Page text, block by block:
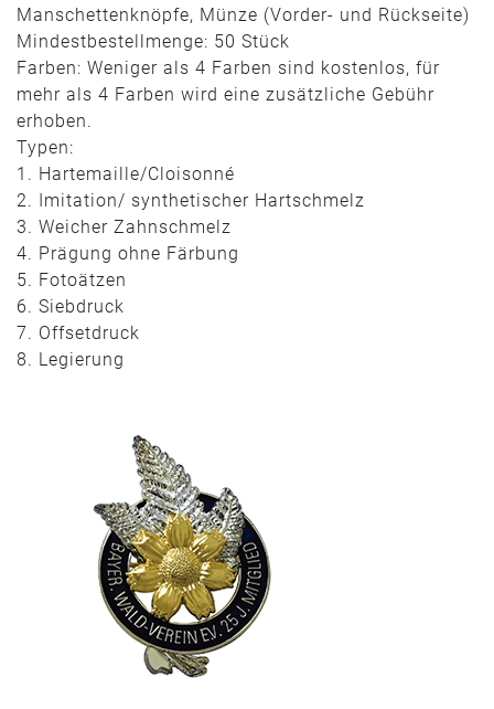
Manschettenknöpfe, Münze (Vorder- und Rückseite)
Mindestbestellmenge: 50 Stück
Farben: Weniger als 4 Farben sind kostenlos, für
mehr als 4 Farben wird eine zusätzliche Gebühr
erhoben.
Typen:
1. Hartemaille/Cloisonné
2. Imitation/ synthetischer Hartschmelz
3. Weicher Zahnschmelz
4. Prägung ohne Färbung
5. Fotoätzen
6. Siebdruck
7. Offsetdruck
8. Legierung